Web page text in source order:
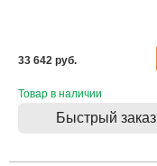
33 642 pуб.
Товар в наличии
Быстрый заказ